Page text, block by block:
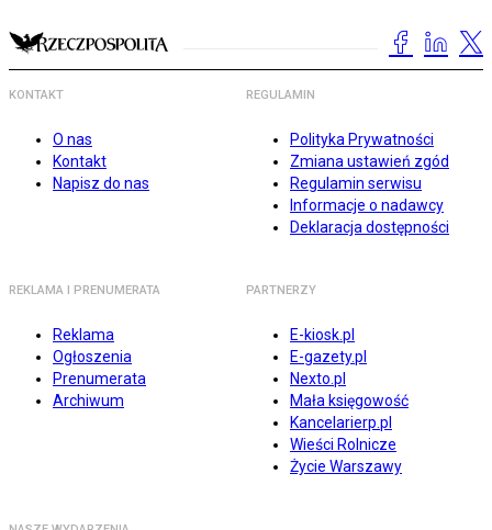
KONTAKT
O nas
Kontakt
Napisz do nas
REGULAMIN
Polityka Prywatności
Zmiana ustawień zgód
Regulamin serwisu
Informacje o nadawcy
Deklaracja dostępności
REKLAMA I PRENUMERATA
Reklama
Ogłoszenia
Prenumerata
Archiwum
PARTNERZY
E-kiosk.pl
E-gazety.pl
Nexto.pl
Mała księgowość
Kancelarierp.pl
Wieści Rolnicze
Życie Warszawy